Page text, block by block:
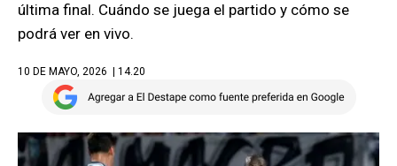
última final. Cuándo se juega el partido y cómo se
podrá ver en vivo.
10 DE MAYO, 2026 | 14.20